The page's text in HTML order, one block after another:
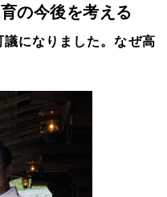
の今後を考える
になりました。なぜ高